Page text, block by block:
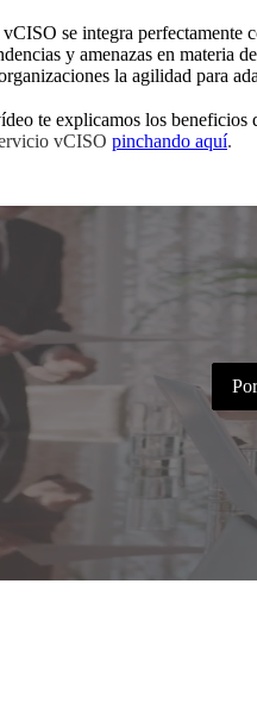
se integra perfectamente
y amenazas en materia
la agilidad para
te explicamos los beneficios
vCISO pinchando aquí.